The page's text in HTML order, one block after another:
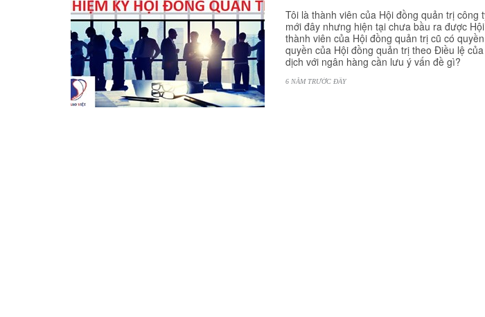
Tôi là thành viên của Hội đồng quản trị
mới đây nhưng hiện tại chưa bầu ra được
thành viên của Hội đồng quản trị cũ có
quyền của Hội đồng quản trị theo Điều lệ
dịch với ngân hàng cần lưu ý vấn đề gì?
6 NĂM TRƯỚC ĐÂY